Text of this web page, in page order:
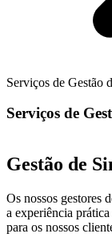
Serviços de Gestão
Serviços de
Gestão de
Os nossos gestores
a experiência
para os nossos